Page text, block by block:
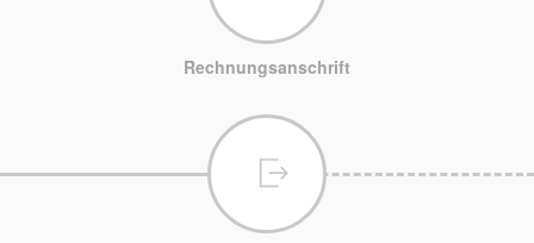
Rechnungsanschrift